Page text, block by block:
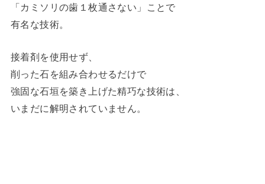
「カミソリの歯１枚通さない」ことで
有名な技術。
接着剤を使用せず、
削った石を組み合わせるだけで
強固な石垣を築き上げた精巧な技術は、
いまだに解明されていません。